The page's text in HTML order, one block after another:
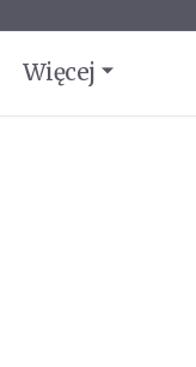
Więcej